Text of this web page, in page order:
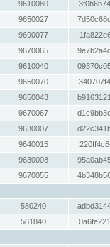
9610080
9650027
9690077
9670065
9610040
9650070
9650043
9670067
9630007
9640015
9630008
9670055
580240
581840